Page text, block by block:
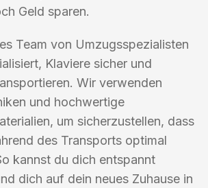
Geld sparen.
Team von Umzugsspezialisten
Klaviere sicher und
Wir verwenden
und hochwertige
um sicherzustellen, dass
des Transports optimal
kannst du dich entspannt
dich auf dein neues Zuhause in